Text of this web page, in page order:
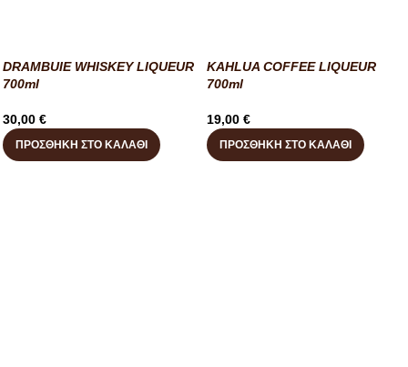
DRAMBUIE WHISKEY LIQUEUR
700ml
30,00 €
ΠΡΟΣΘΉΚΗ ΣΤΟ ΚΑΛΆΘΙ
KAHLUA COFFEE LIQUEUR
700ml
19,00 €
ΠΡΟΣΘΉΚΗ ΣΤΟ ΚΑΛΆΘΙ